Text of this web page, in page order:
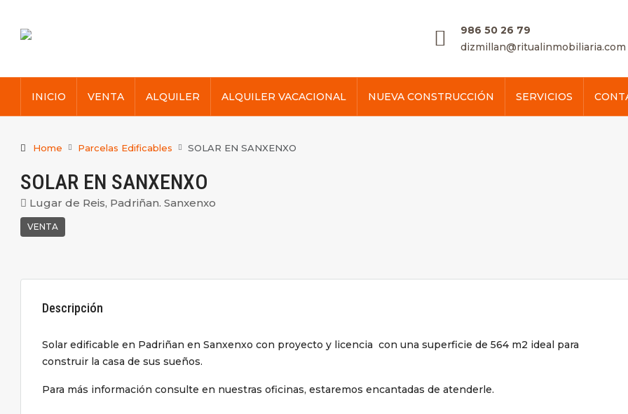
986 50 26 79
dizmillan@ritualinmobiliaria.com
INICIO VENTA ALQUILER ALQUILER VACACIONAL NUEVA CONSTRUCCIÓN SERVICIOS
Home Parcelas Edificables SOLAR EN SANXENXO
SOLAR EN SANXENXO
Lugar de Reis, Padriñan. Sanxenxo
VENTA
Descripción
Solar edificable en Padriñan en Sanxenxo con proyecto y licencia con una superficie de 564 m2 ideal para
construir la casa de sus sueños.
Para más información consulte en nuestras oficinas, estaremos encantadas de atenderle.